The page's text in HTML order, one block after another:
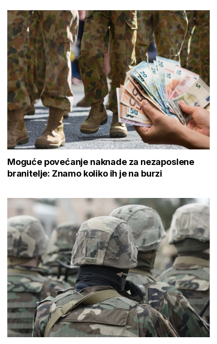
Moguće povećanje naknade za nezaposlene
branitelje: Znamo koliko ih je na burzi